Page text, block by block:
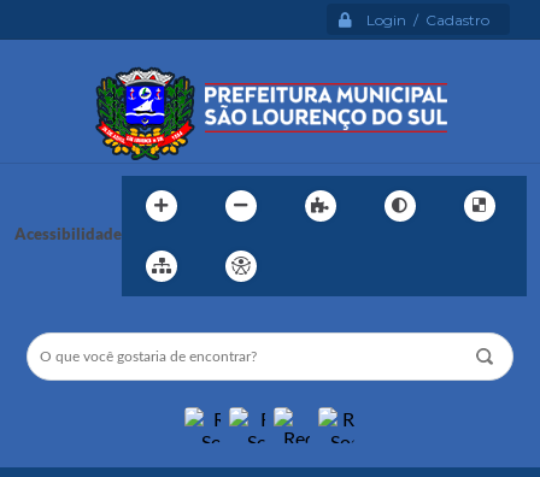
Login / Cadastro
Acessibilidade